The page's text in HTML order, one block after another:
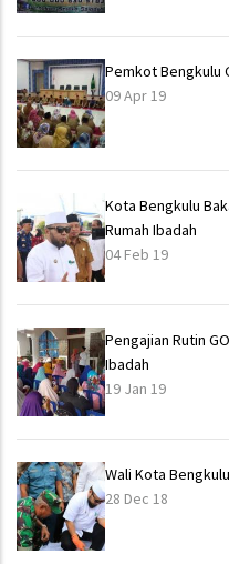
Pemkot Bengkulu
09 Apr 19
Kota Bengkulu
Rumah Ibadah
04 Feb 19
Pengajian Rutin
Ibadah
19 Jan 19
Wali Kota
28 Dec 18